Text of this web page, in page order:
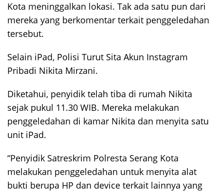
Kota meninggalkan lokasi. Tak ada satu pun dari
mereka yang berkomentar terkait penggeledahan
tersebut.
Selain iPad, Polisi Turut Sita Akun Instagram
Pribadi Nikita Mirzani.
Diketahui, penyidik telah tiba di rumah Nikita
sejak pukul 11.30 WIB. Mereka melakukan
penggeledahan di kamar Nikita dan menyita satu
unit iPad.
“Penyidik Satreskrim Polresta Serang Kota
melakukan penggeledahan untuk menyita alat
bukti berupa HP dan device terkait lainnya yang